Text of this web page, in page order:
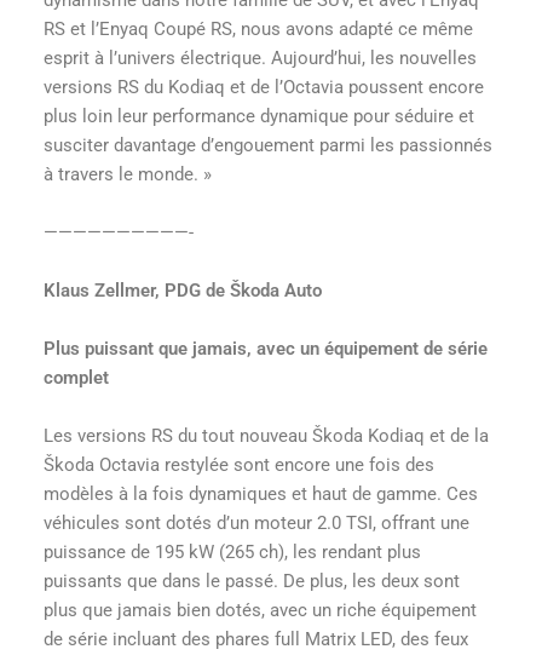
RS et l’Enyaq Coupé RS, nous avons adapté ce même
esprit à l’univers électrique. Aujourd’hui, les nouvelles
versions RS du Kodiaq et de l’Octavia poussent encore
plus loin leur performance dynamique pour séduire et
susciter davantage d’engouement parmi les passionnés
à travers le monde. »
——————————-
Klaus Zellmer, PDG de Škoda Auto
Plus puissant que jamais, avec un équipement de série
complet
Les versions RS du tout nouveau Škoda Kodiaq et de la
Škoda Octavia restylée sont encore une fois des
modèles à la fois dynamiques et haut de gamme. Ces
véhicules sont dotés d’un moteur 2.0 TSI, offrant une
puissance de 195 kW (265 ch), les rendant plus
puissants que dans le passé. De plus, les deux sont
plus que jamais bien dotés, avec un riche équipement
de série incluant des phares full Matrix LED, des feux